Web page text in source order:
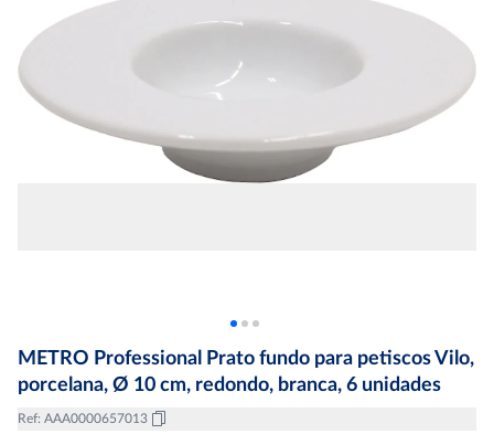
METRO Professional Prato fundo para petiscos Vilo,
porcelana, Ø 10 cm, redondo, branca, 6 unidades
Ref: AAA0000657013